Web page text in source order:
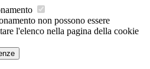
non possono essere
l'elenco nella pagina della cookie